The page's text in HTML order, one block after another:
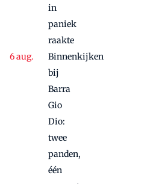
in
paniek
raakte
Binnenkijken
bij
Barra
Gio
Dio:
twee
panden,
één